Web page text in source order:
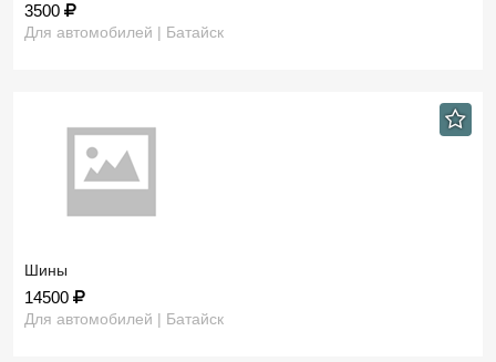
3500
Для автомобилей | Батайск
Шины
14500
Для автомобилей | Батайск